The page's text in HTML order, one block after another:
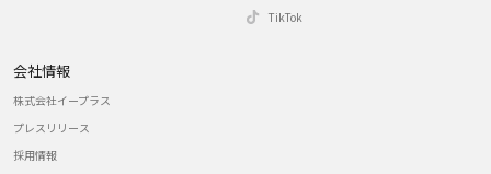
TikTok
会社情報
株式会社イープラス
プレスリリース
採用情報